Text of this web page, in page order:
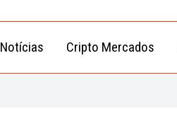
Notícias
Notícias
Cripto
Cripto Mercados